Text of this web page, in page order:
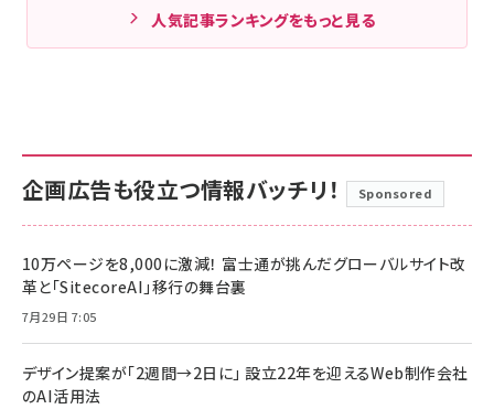
人気記事ランキングをもっと見る
企画広告も役立つ情報バッチリ！ Sponsored
10万ページを8,000に激減！ 富士通が挑んだグローバルサイト改
革と「SitecoreAI」移行の舞台裏
7月29日 7:05
デザイン提案が「2週間→2日に」 設立22年を迎えるWeb制作会社
のAI活用法